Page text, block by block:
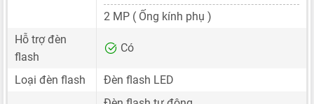
2 MP ( Ống kính phụ )
Hỗ trợ đèn
flash
Có
Loại đèn flash Đèn flash LED